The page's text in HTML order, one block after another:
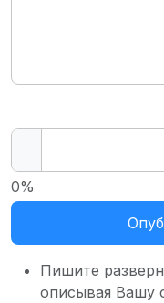
0%
Пишите
описывая Вашу